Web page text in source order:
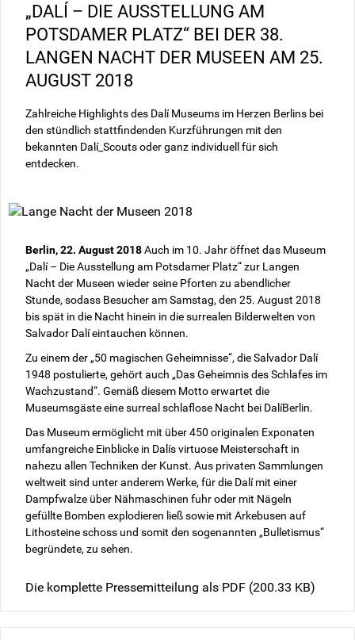
„DALÍ – DIE AUSSTELLUNG AM
POTSDAMER PLATZ“ BEI DER 38.
LANGEN NACHT DER MUSEEN AM 25.
AUGUST 2018
Zahlreiche Highlights des Dalí Museums im Herzen Berlins bei
den stündlich stattfindenden Kurzführungen mit den
bekannten Dalí_Scouts oder ganz individuell für sich
entdecken.
Berlin, 22. August 2018Auch im 10. Jahr öffnet das Museum
„Dalí – Die Ausstellung am Potsdamer Platz“ zur Langen
Nacht der Museen wieder seine Pforten zu abendlicher
Stunde, sodass Besucher am Samstag, den 25. August 2018
bis spät in die Nacht hinein in die surrealen Bilderwelten von
Salvador Dalí eintauchen können.
Zu einem der „50 magischen Geheimnisse“, die Salvador Dalí
1948 postulierte, gehört auch „Das Geheimnis des Schlafes im
Wachzustand“. Gemäß diesem Motto erwartet die
Museumsgäste eine surreal schlaflose Nacht bei DalíBerlin.
Das Museum ermöglicht mit über 450 originalen Exponaten
umfangreiche Einblicke in Dalís virtuose Meisterschaft in
nahezu allen Techniken der Kunst. Aus privaten Sammlungen
weltweit sind unter anderem Werke, für die Dalí mit einer
Dampfwalze über Nähmaschinen fuhr oder mit Nägeln
gefüllte Bomben explodieren ließ sowie mit Arkebusen auf
Lithosteine schoss und somit den sogenannten „Bulletismus“
begründete, zu sehen.
Die komplette Pressemitteilung als PDF (200.33 KB)